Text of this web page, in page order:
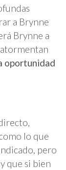
a Brynne
Brynne a
oportunidad
lo que
pero
que si bien